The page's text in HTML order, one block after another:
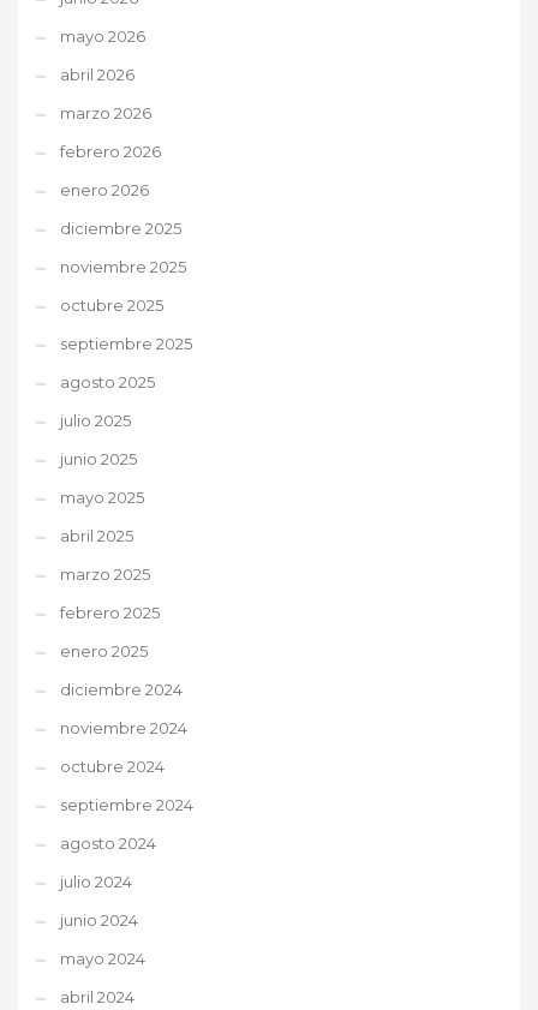
mayo 2026
abril 2026
marzo 2026
febrero 2026
enero 2026
diciembre 2025
noviembre 2025
octubre 2025
septiembre 2025
agosto 2025
julio 2025
junio 2025
mayo 2025
abril 2025
marzo 2025
febrero 2025
enero 2025
diciembre 2024
noviembre 2024
octubre 2024
septiembre 2024
agosto 2024
julio 2024
junio 2024
mayo 2024
abril 2024